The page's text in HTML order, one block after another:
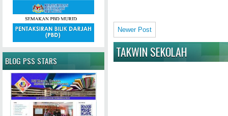
Newer Post
TAKWIN SEKOLAH
BLOG PSS STARS